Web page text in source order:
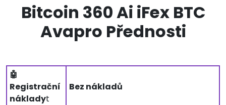
Bitcoin 360 Ai iFex BTC
Avapro Přednosti
🤖
Registrační
nákladyt
Bez nákladů